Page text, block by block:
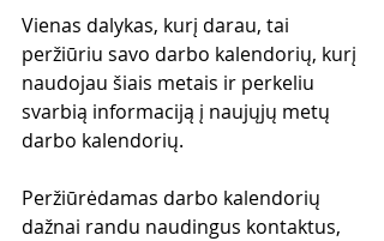
Vienas dalykas, kurį darau, tai
peržiūriu savo darbo kalendorių, kurį
naudojau šiais metais ir perkeliu
svarbią informaciją į naujųjų metų
darbo kalendorių.
Peržiūrėdamas darbo kalendorių
dažnai randu naudingus kontaktus,